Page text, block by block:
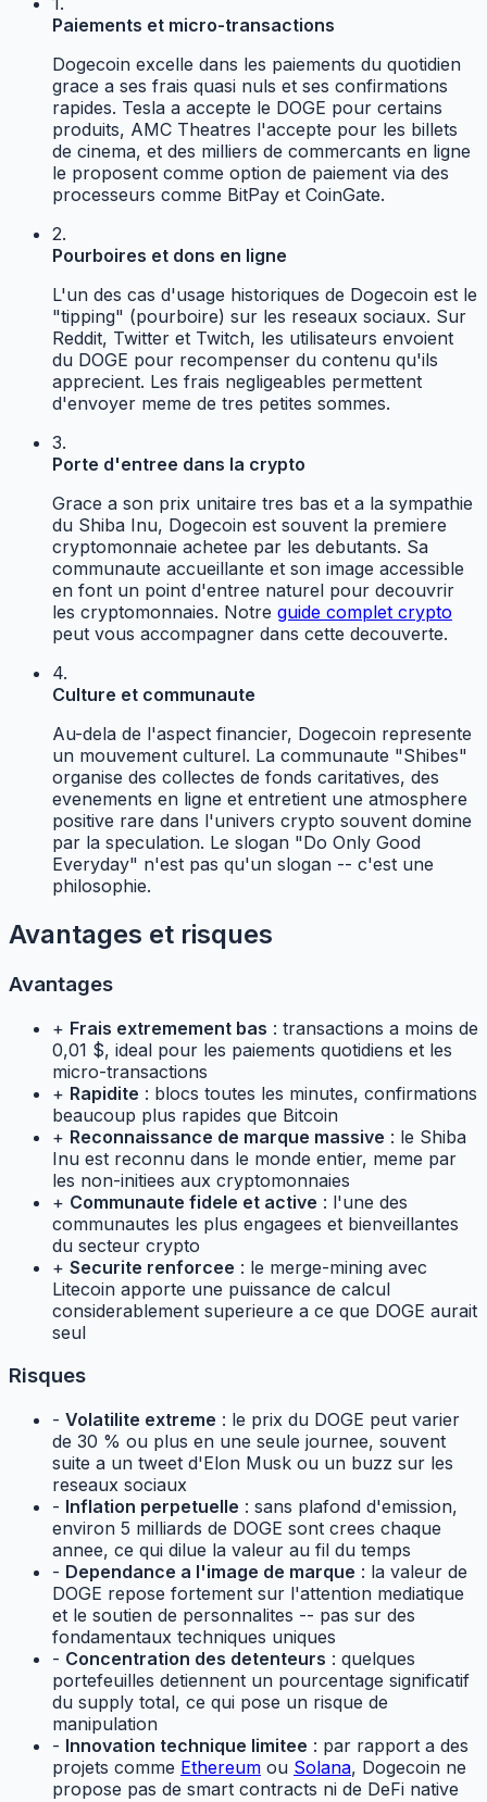
Paiements et micro-transactions
Dogecoin excelle dans les paiements du quotidien
grace a ses frais quasi nuls et ses confirmations
rapides. Tesla a accepte le DOGE pour certains
produits, AMC Theatres l'accepte pour les billets
de cinema, et des milliers de commercants en ligne
le proposent comme option de paiement via des
processeurs comme BitPay et CoinGate.
2.
Pourboires et dons en ligne
L'un des cas d'usage historiques de Dogecoin est le
"tipping" (pourboire) sur les reseaux sociaux. Sur
Reddit, Twitter et Twitch, les utilisateurs envoient
du DOGE pour recompenser du contenu qu'ils
apprecient. Les frais negligeables permettent
d'envoyer meme de tres petites sommes.
3.
Porte d'entree dans la crypto
Grace a son prix unitaire tres bas et a la sympathie
du Shiba Inu, Dogecoin est souvent la premiere
cryptomonnaie achetee par les debutants. Sa
communaute accueillante et son image accessible
en font un point d'entree naturel pour decouvrir
les cryptomonnaies. Notre guide complet crypto
peut vous accompagner dans cette decouverte.
4.
Culture et communaute
Au-dela de l'aspect financier, Dogecoin represente
un mouvement culturel. La communaute "Shibes"
organise des collectes de fonds caritatives, des
evenements en ligne et entretient une atmosphere
positive rare dans l'univers crypto souvent domine
par la speculation. Le slogan "Do Only Good
Everyday" n'est pas qu'un slogan -- c'est une
philosophie.
Avantages et risques
Avantages
+ Frais extremement bas : transactions a moins de
0,01 $, ideal pour les paiements quotidiens et les
micro-transactions
+ Rapidite : blocs toutes les minutes, confirmations
beaucoup plus rapides que Bitcoin
+ Reconnaissance de marque massive : le Shiba
Inu est reconnu dans le monde entier, meme par
les non-initiees aux cryptomonnaies
+ Communaute fidele et active : l'une des
communautes les plus engagees et bienveillantes
du secteur crypto
+ Securite renforcee : le merge-mining avec
Litecoin apporte une puissance de calcul
considerablement superieure a ce que DOGE aurait
seul
Risques
- Volatilite extreme : le prix du DOGE peut varier
de 30 % ou plus en une seule journee, souvent
suite a un tweet d'Elon Musk ou un buzz sur les
reseaux sociaux
- Inflation perpetuelle : sans plafond d'emission,
environ 5 milliards de DOGE sont crees chaque
annee, ce qui dilue la valeur au fil du temps
- Dependance a l'image de marque : la valeur de
DOGE repose fortement sur l'attention mediatique
et le soutien de personnalites -- pas sur des
fondamentaux techniques uniques
- Concentration des detenteurs : quelques
portefeuilles detiennent un pourcentage significatif
du supply total, ce qui pose un risque de
manipulation
- Innovation technique limitee : par rapport a des
projets comme Ethereum ou Solana, Dogecoin ne
propose pas de smart contracts ni de DeFi native